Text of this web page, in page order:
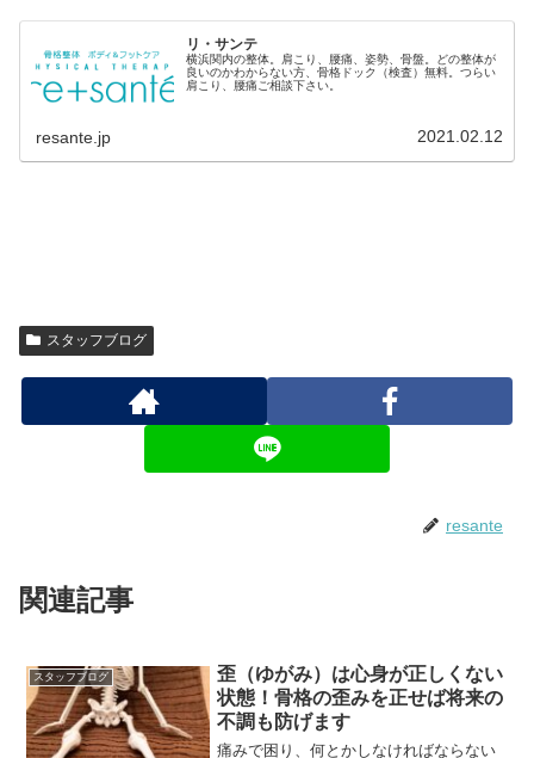
リ・サンテ
横浜関内の整体。肩こり、腰痛、姿勢、骨盤。どの整体が
良いのかわからない方、骨格ドック（検査）無料。つらい
肩こり、腰痛ご相談下さい。
resante.jp 2021.02.12
スタッフブログ
resante
関連記事
スタッフブログ
歪（ゆがみ）は心身が正しくない
状態！骨格の歪みを正せば将来の
不調も防げます
痛みで困り、何とかしなければならない